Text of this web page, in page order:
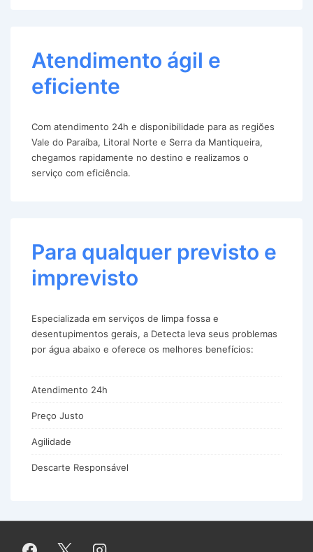
Atendimento ágil e
eficiente
Com atendimento 24h e disponibilidade para as regiões
Vale do Paraíba, Litoral Norte e Serra da Mantiqueira,
chegamos rapidamente no destino e realizamos o
serviço com eficiência.
Para qualquer previsto e
imprevisto
Especializada em serviços de limpa fossa e
desentupimentos gerais, a Detecta leva seus problemas
por água abaixo e oferece os melhores benefícios:
Atendimento 24h
Preço Justo
Agilidade
Descarte Responsável